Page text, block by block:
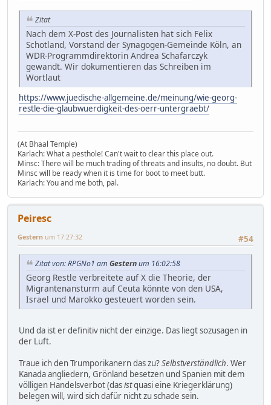
Zitat
Nach dem X-Post des Journalisten hat sich Felix
Schotland, Vorstand der Synagogen-Gemeinde Köln, an
WDR-Programmdirektorin Andrea Schafarczyk
gewandt. Wir dokumentieren das Schreiben im
Wortlaut
https://www.juedische-allgemeine.de/meinung/wie-georg-
restle-die-glaubwuerdigkeit-des-oerr-untergraebt/
(At Bhaal Temple)
Karlach: What a pesthole! Can't wait to clear this place out.
Minsc: There will be much trading of threats and insults, no doubt. But
Minsc will be ready when it is time for boot to meet butt.
Karlach: You and me both, pal.
Peiresc
#54
Gestern um 17:27:32
Zitat von: RPGNo1 am Gesternum 16:02:58
Georg Restle verbreitete auf X die Theorie, der
Migrantenansturm auf Ceuta könnte von den USA,
Israel und Marokko gesteuert worden sein.
Und da ist er definitiv nicht der einzige. Das liegt sozusagen in
der Luft.
Traue ich den Trumporikanern das zu?Selbstverständlich. Wer
Kanada angliedern, Grönland besetzen und Spanien mit dem
völligen Handelsverbot (dasistquasi eine Kriegerklärung)
belegen will, wird sich dafür nicht zu schade sein.